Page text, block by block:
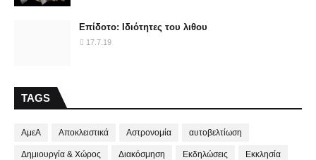
Επίδοτο: Ιδιότητες του λιθου
17.7.19
TAGS
ΑμεΑ Αποκλειστικά Αστρονομία αυτοβελτίωση
Δημιουργία & Χώρος Διακόσμηση Εκδηλώσεις Εκκλησία